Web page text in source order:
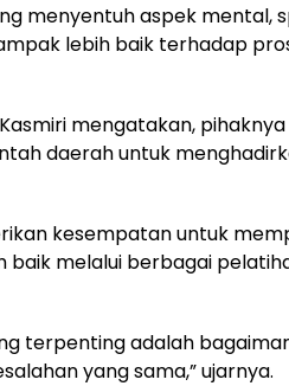
menyentuh aspek mental,
lebih baik terhadap
mengatakan,
daerah untuk
kesempatan untuk
baik melalui berbagai
terpenting adalah
yang sama,” ujarnya.